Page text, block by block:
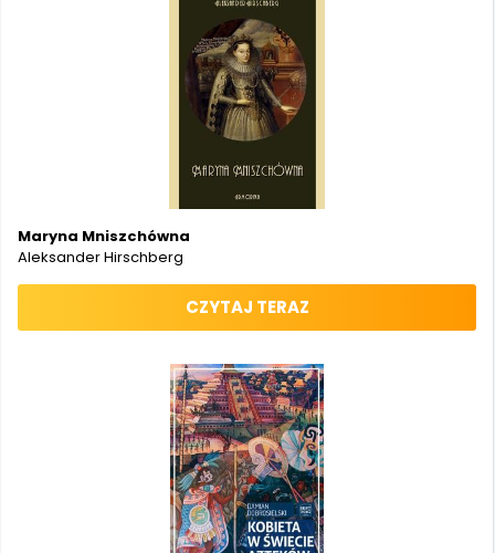
Maryna Mniszchówna
Aleksander Hirschberg
CZYTAJ TERAZ